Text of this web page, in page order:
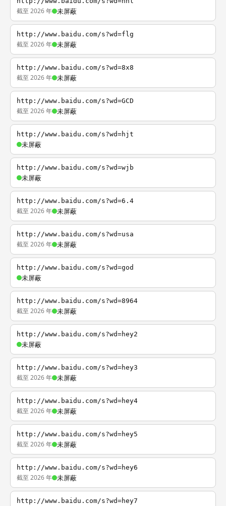
截至 2026 年 未屏蔽
http://www.baidu.com/s?wd=flg
截至 2026 年 未屏蔽
http://www.baidu.com/s?wd=8x8
截至 2026 年 未屏蔽
http://www.baidu.com/s?wd=GCD
截至 2026 年 未屏蔽
http://www.baidu.com/s?wd=hjt
未屏蔽
http://www.baidu.com/s?wd=wjb
未屏蔽
http://www.baidu.com/s?wd=6.4
截至 2026 年 未屏蔽
http://www.baidu.com/s?wd=usa
截至 2026 年 未屏蔽
http://www.baidu.com/s?wd=god
未屏蔽
http://www.baidu.com/s?wd=8964
截至 2026 年 未屏蔽
http://www.baidu.com/s?wd=hey2
未屏蔽
http://www.baidu.com/s?wd=hey3
截至 2026 年 未屏蔽
http://www.baidu.com/s?wd=hey4
截至 2026 年 未屏蔽
http://www.baidu.com/s?wd=hey5
截至 2026 年 未屏蔽
http://www.baidu.com/s?wd=hey6
截至 2026 年 未屏蔽
http://www.baidu.com/s?wd=hey7